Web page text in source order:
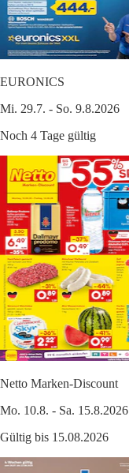
EURONICS
Mi. 29.7. - So. 9.8.2026
Noch 4 Tage gültig
Netto Marken-Discount
Mo. 10.8. - Sa. 15.8.2026
Gültig bis 15.08.2026